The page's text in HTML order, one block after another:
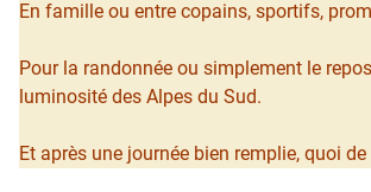
En famille ou entre copains, sportifs,
Pour la randonnée ou simplement le
luminosité des Alpes du Sud.
Et après une journée bien remplie, quoi